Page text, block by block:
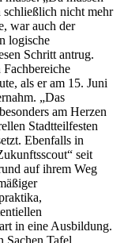
schließlich nicht mehr
war auch der
logische
Schritt antrug.
als er am 15. Juni
„Das
am Herzen
Stadtteilfesten
Ebenfalls in
seit
auf ihrem Weg
in eine Ausbildung.
Sachen Tafel